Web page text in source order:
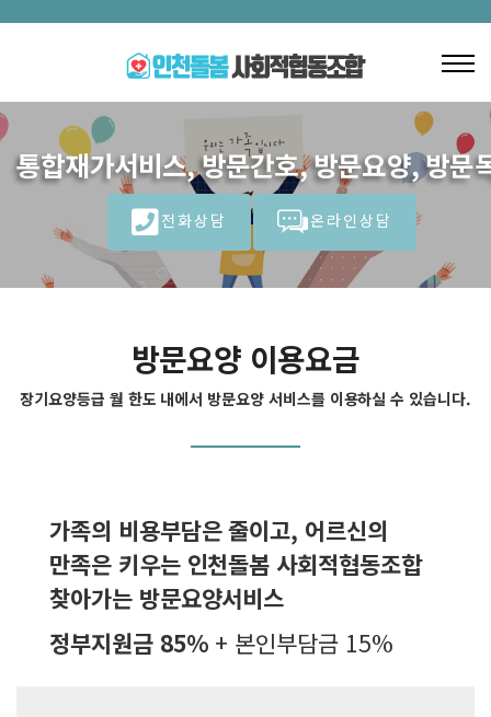
통합재가서비스, 방문간호, 방문요양, 방문
전화상담 온라인상담
방문요양 이용요금
장기요양등급 월 한도 내에서 방문요양 서비스를 이용하실 수 있습니다.
가족의 비용부담은 줄이고, 어르신의
만족은 키우는 인천돌봄 사회적협동조합
찾아가는 방문요양서비스
정부지원금 85% + 본인부담금 15%